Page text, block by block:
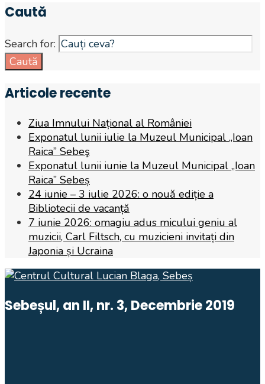
Caută
Search for:
Caută
Articole recente
Ziua Imnului Național al României
Exponatul lunii iulie la Muzeul Municipal „Ioan
Raica” Sebeş
Exponatul lunii iunie la Muzeul Municipal „Ioan
Raica” Sebeș
24 iunie – 3 iulie 2026: o nouă ediție a
Bibliotecii de vacanță
7 iunie 2026: omagiu adus micului geniu al
muzicii, Carl Filtsch, cu muzicieni invitați din
Japonia și Ucraina
Sebeșul, an II, nr. 3, Decembrie 2019